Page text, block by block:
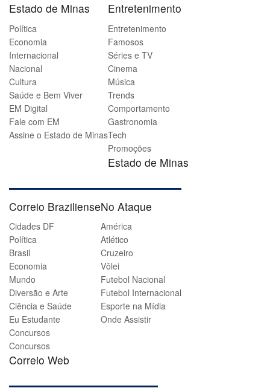
Estado de Minas
Política
Economia
Internacional
Nacional
Cultura
Saúde e Bem Viver
EM Digital
Fale com EM
Assine o Estado de Minas
Entretenimento
Entretenimento
Famosos
Séries e TV
Cinema
Música
Trends
Comportamento
Gastronomia
Tech
Promoções
Estado de Minas
Correio Braziliense
Cidades DF
Política
Brasil
Economia
Mundo
Diversão e Arte
Ciência e Saúde
Eu Estudante
Concursos
Concursos
Correio Web
No Ataque
América
Atlético
Cruzeiro
Vôlei
Futebol Nacional
Futebol Internacional
Esporte na Mídia
Onde Assistir